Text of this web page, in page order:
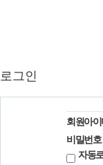
로그인
회원아이
비밀번호
자동